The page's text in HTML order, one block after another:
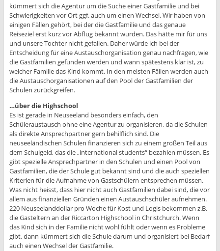
kümmert sich die Agentur um die Suche einer Gastfamilie und bei
Schwierigkeiten vor Ort ggf. auch um einen Wechsel. Wir haben von
einigen Fällen gehört, bei der die Gastfamilie und das genaue
Reiseziel erst kurz vor Abflug bekannt wurden. Das hätte mir für uns
und unsere Tochter nicht gefallen. Daher würde ich bei der
Entscheidung für eine Austauschorganisation genau nachfragen, wie
die Gastfamilien gefunden werden und wann spätestens klar ist, zu
welcher Familie das Kind kommt. In den meisten Fällen werden auch
die Austauschorganisationen auf den Pool der Gastfamilien der
Schulen zurückgreifen.
…über die Highschool
Es ist gerade in Neuseeland besonders einfach, den
Schüleraustausch ohne eine Agentur zu organisieren, da die Schulen
als direkte Ansprechpartner gern behilflich sind. Die
neuseeländischen Schulen finanzieren sich zu einem großen Teil aus
dem Schulgeld, das die „international students“ bezahlen müssen. Es
gibt spezielle Ansprechpartner in den Schulen und einen Pool von
Gastfamilien, die der Schule gut bekannt sind und die auch speziellen
Kriterien für die Aufnahme von Gastschülern entsprechen müssen.
Was nicht heisst, dass hier nicht auch Gastfamilien dabei sind, die vor
allem aus finanziellen Gründen einen Austauschschüler aufnehmen.
220 Neuseelanddollar pro Woche für Kost und Logis bekommen z.B.
die Gasteltern an der Riccarton Highschool in Christchurch. Wenn
das Kind sich in der Familie nicht wohl fühlt oder wenn es Probleme
gibt, dann kümmert sich die Schule darum und organisiert bei Bedarf
auch einen Wechsel der Gastfamilie.